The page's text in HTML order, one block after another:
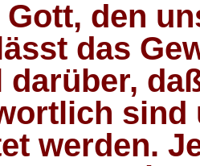
den
das
darüber,
sind
werden.